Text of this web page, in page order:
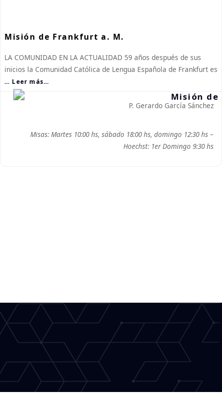
Misión de Frankfurt a. M.
LA COMUNIDAD EN LA ACTUALIDAD 59 años después de sus
inicios la Comunidad Católica de Lengua Española de Frankfurt es
… Leer más…
P. Gerardo García Sánchez
Misas: Martes 10:00 hs, sábado 18:00 hs, domingo 12:30 hs –
Hoechst: 1er Domingo 9:30 hs